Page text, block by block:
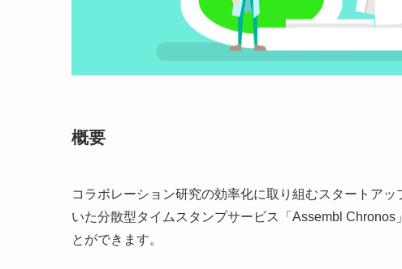
概要
コラボレーション研究の効率化に取り組むスタートア
いた分散型タイムスタンプサービス「Assembl
とができます。